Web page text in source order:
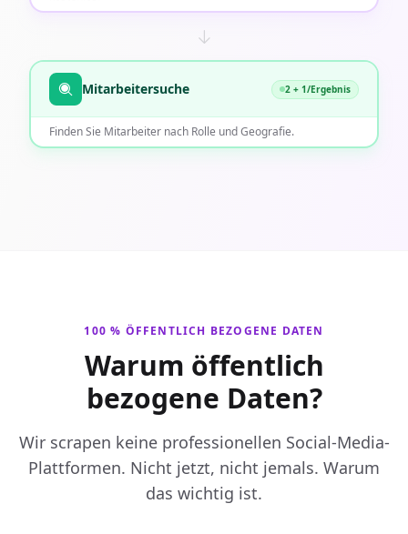
Mitarbeitersuche 2 + 1/Ergebnis
Finden Sie Mitarbeiter nach Rolle und Geografie.
100 % ÖFFENTLICH BEZOGENE DATEN
Warum öffentlich
bezogene Daten?
Wir scrapen keine professionellen Social-Media-
Plattformen. Nicht jetzt, nicht jemals. Warum
das wichtig ist.